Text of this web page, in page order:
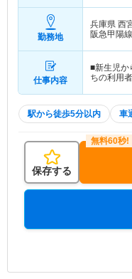
勤務地
兵庫県 西
阪急甲陽
仕事内容
■新生児か
ちの利用
駅から徒歩5分以内 車
保存する